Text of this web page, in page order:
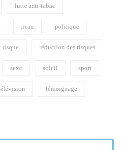
lutte anti-tabac
peau politique
risque réduction des risques
sexe soleil sport
témoignage